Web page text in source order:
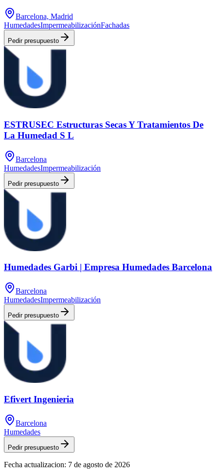
Barcelona, Madrid
HumedadesImpermeabilizaciónFachadas
Pedir presupuesto
ESTRUSEC Estructuras Secas Y Tratamientos De
La Humedad S L
Barcelona
HumedadesImpermeabilización
Pedir presupuesto
Humedades Garbi | Empresa Humedades Barcelona
Barcelona
HumedadesImpermeabilización
Pedir presupuesto
Efivert Ingenieria
Barcelona
Humedades
Pedir presupuesto
Fecha actualizacion: 7 de agosto de 2026